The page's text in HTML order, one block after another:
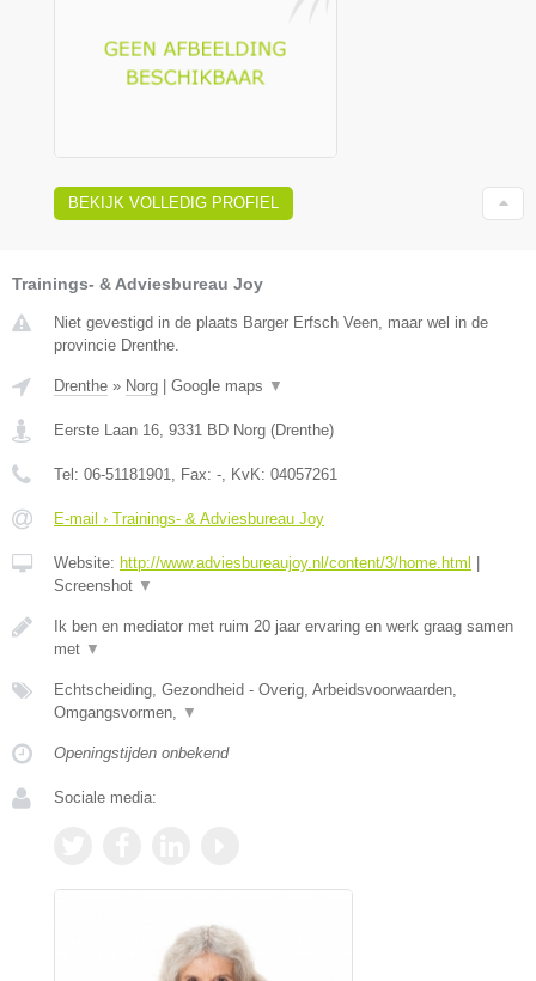
BEKIJK VOLLEDIG PROFIEL
Trainings- & Adviesbureau Joy
Niet gevestigd in de plaats Barger Erfsch Veen, maar wel in de
provincie Drenthe.
Drenthe » Norg Google maps ▼
Eerste Laan 16 9331 BD Norg (Drenthe)
Tel: 06-51181901 , Fax: - , KvK: 04057261
E-mail › Trainings- & Adviesbureau Joy
Website: http://www.adviesbureaujoy.nl/content/3/home.html
Screenshot ▼
Ik ben en mediator met ruim 20 jaar ervaring en werk graag samen
met ▼
Echtscheiding, Gezondheid - Overig, Arbeidsvoorwaarden,
Omgangsvormen,
▼
Openingstijden onbekend
Sociale media: